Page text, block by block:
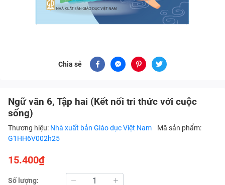
Chia sẻ
Ngữ văn 6, Tập hai (Kết nối tri thức với cuộc
sống)
Thương hiệu: Nhà xuất bản Giáo dục Việt Nam
Mã sản phẩm:
G1HH6V002h25
15.400₫
Số lượng: